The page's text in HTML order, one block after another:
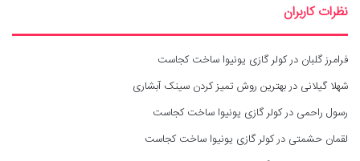
نظرات کاربران
فرامرز گلبان درکولر گازی یونیوا ساخت کجاست
شهلا گیلانی دربهترین روش تمیز کردن سینک آبشاری
رسول راحمی درکولر گازی یونیوا ساخت کجاست
لقمان حشمتی درکولر گازی یونیوا ساخت کجاست